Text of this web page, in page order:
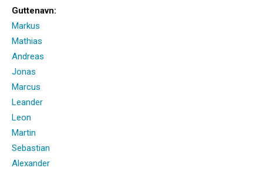
Guttenavn:
Markus
Mathias
Andreas
Jonas
Marcus
Leander
Leon
Martin
Sebastian
Alexander